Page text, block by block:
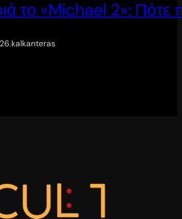
το «Michael 2»: Πότε
.kalkanteras